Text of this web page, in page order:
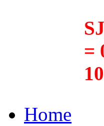
=
10
Home